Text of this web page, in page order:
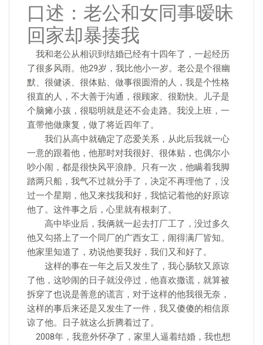
口述：老公和女同事暧昧
回家却暴揍我
我和老公从相识到结婚已经有十四年了，一起经历
了很多风雨。他29岁，我比他小一岁。老公是个很幽
默、很健谈、很体贴、做事很圆滑的人，我是个性格
很直的人，不大善于沟通，很顾家、很勤快。儿子是
个脑瘫小孩，很聪明就是还不会走路。我没上班，一
直带他做康复，做了将近四年了。
我们从高中就确定了恋爱关系，从此后我就一心
一意的跟着他，他那时对我很好、很体贴，也偶尔小
吵小闹，都是很快风平浪静。只有一次，他瞒着我脚
踏两只船，我气不过就分手了，决定不再理他了，没
过一个星期，他又来找我和好，我惦记着他的好原谅
他了。这件事之后，心里就有根刺了。
高中毕业后，我俩就一起去打厂工了，没过多久
他又勾搭上了一个同厂的广西女工，闹得满厂皆知。
他家里知道了，劝说他要我好，我们又和好了。
这样的事在一年之后又发生了，我心肠软又原谅
了他，这吵闹的日子就没停过，他喜欢撒谎，就算被
拆穿了也说是善意的谎言，对于这样的他我很无奈，
这样的事后来还是又发生了一件，我又傻傻的相信原
谅了他。日子就这么折腾着过了。
2008年，我意外怀孕了，家里人逼着结婚，我也想